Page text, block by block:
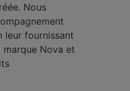
Nous
leur fournissant
Nova et